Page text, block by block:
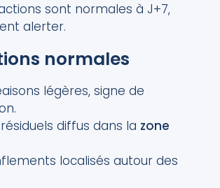
sont normales à J+7,
alerter.
normales
légères, signe de
diffus dans la zone
localisés autour des